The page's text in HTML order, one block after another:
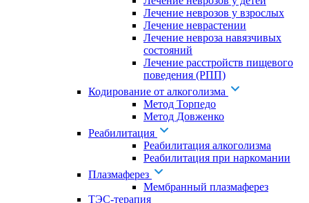
Лечение неврозов у взрослых
Лечение неврастении
Лечение невроза навязчивых
состояний
Лечение расстройств пищевого
поведения (РПП)
Кодирование от алкоголизма
Метод Торпедо
Метод Довженко
Реабилитация
Реабилитация алкоголизма
Реабилитация при наркомании
Плазмаферез
Мембранный плазмаферез
ТЭС-терапия